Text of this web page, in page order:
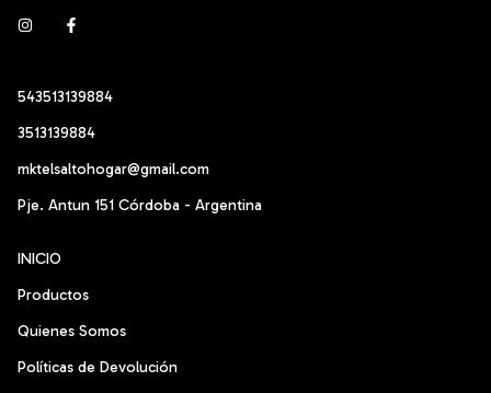
543513139884
3513139884
mktelsaltohogar@gmail.com
Pje. Antun 151 Córdoba - Argentina
INICIO
Productos
Quienes Somos
Políticas de Devolución